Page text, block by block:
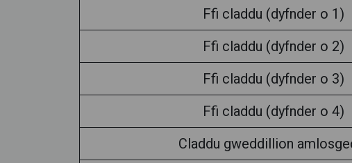
Ffi claddu (dyfnder o 1)
Ffi claddu (dyfnder o 2)
Ffi claddu (dyfnder o 3)
Ffi claddu (dyfnder o 4)
Claddu gweddillion